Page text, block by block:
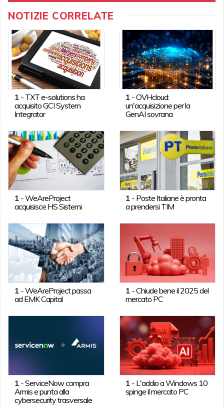
NOTIZIE CORRELATE
1- TXT e-solutions ha
acquisito GCI System
Integrator
1 -OVHcloud:
un'acquisizione per la
GenAI sovrana
1-WeAreProject
acquisisce HS Sistemi
1 - Poste Italiane è pronta
a prendersi TIM
1-WeAreProject passa
ad EMK Capital
1 -Chiude bene il 2025 del
mercato PC
1-ServiceNow compra
Armis e punta alla
cybersecurity trasversale
1 - L'addio a Windows 10
spinge il mercato PC